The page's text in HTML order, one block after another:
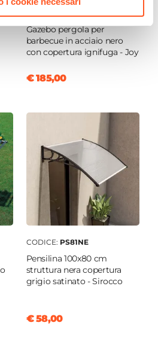
Gazebo pergola per
barbecue in acciaio nero
con copertura ignifuga - Joy
€ 185,00
CODICE: PS81NE
Pensilina 100x80 cm
struttura nera copertura
grigio satinato - Sirocco
€ 58,00